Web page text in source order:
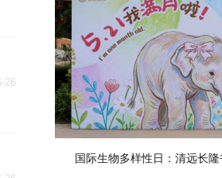
26
国际生物多样性日：清远长隆